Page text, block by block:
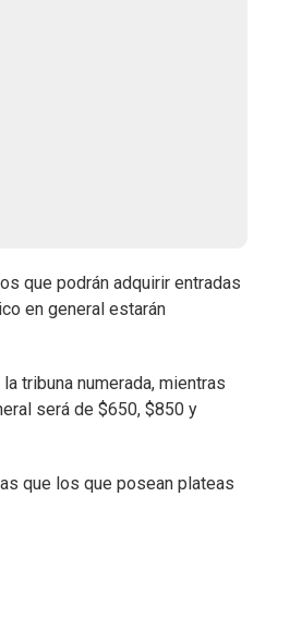
que podrán adquirir entradas
en general estarán
tribuna numerada, mientras
será de $650, $850 y
que los que posean plateas